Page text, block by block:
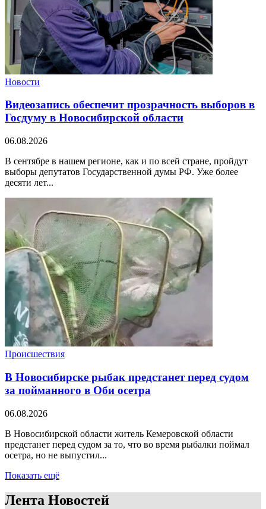
Новости
Видеозапись обеспечит прозрачность выборов в
Госдуму в Новосибирской области
06.08.2026
В сентябре в нашем регионе, как и по всей стране, пройдут
выборы депутатов Государственной думы РФ. Уже более
десяти лет...
Происшествия
В Новосибирске рыбак предстанет перед судом
за пойманного в Оби осетра
06.08.2026
В Новосибирской области житель Кемеровской области
предстанет перед судом за то, что во время рыбалки поймал
осетра, но не выпустил...
Показать ещё
Лента Новостей